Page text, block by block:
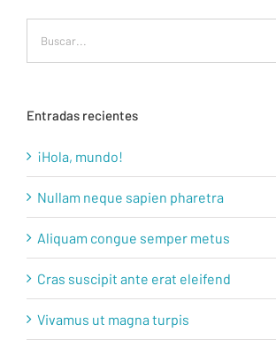
Entradas recientes
¡Hola, mundo!
Nullam neque sapien pharetra
Aliquam congue semper metus
Cras suscipit ante erat eleifend
Vivamus ut magna turpis